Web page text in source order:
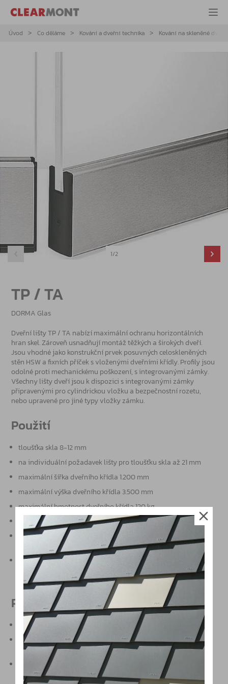
Úvod Co děláme Kování a dveřní technika Kování na skleněné
1/2
TP / TA
DORMA Glas
Dveřní lišty TP / TA nabízí maximální ochranu horizontálních
hran skel. Zároveň usnadňují montáž těžkých a širokých dveří.
Jsou vhodné jako konstrukční prvek posuvných celoskleněných
stěn HSW a fixních příček s vloženými dveřními křídly. Profily jsou
odolné proti mechanickému poškození, s integrovanými zámky.
Všechny lišty dveří jsou k dispozici s integrovanými zámky
připravenými pro cylindrickou vložku a bezpečnostní rozetu,
nebo upravené pro jiné typy vložky zámku.
Použití
tloušťka skla 8-12 mm
na individuální požadavek lišty pro tloušťku skla až 21 mm
maximální šířka dveřního křídla 1.200 mm
maximální výška dveřního křídla 3.500 mm
maximální hmotnost dveřního křídla 120 kg
kování určeno pro vysokou provozní zátěž
kování pro pevné celoskleněné příčky / panely a pro otočné
dveře ve stejném designu
lze kombinovat s dalšími systémy kování na sklo - Universal,
Universal Arcos atd.
Produktové vlastnosti
funkce s nízkým hlukem (tichý chod)
maximální ochrana skla v horní a spodní liště s výškou 76,5
mm nebo 100 mm
svěrné lišty umožňují montáž dodatečného příslušenství
pro dveře i pevná pole - příčky